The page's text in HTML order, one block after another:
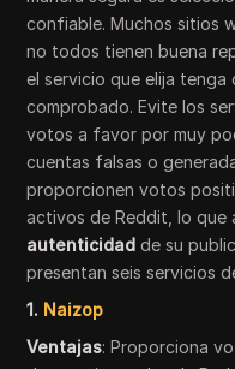
confiable. Muchos sitios
no todos tienen buena
el servicio que elija
comprobado. Evite los
votos a favor por muy
cuentas falsas o
proporcionen votos
activos de Reddit, lo que
autenticidad de su
presentan seis servicios
1. Naizop
Ventajas: Proporciona